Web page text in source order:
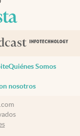
Quiénes Somos
nosotros